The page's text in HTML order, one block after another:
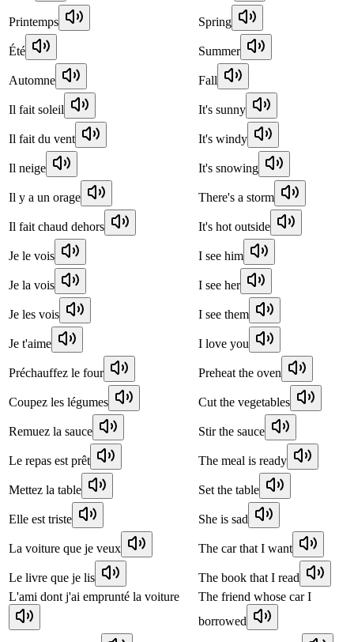
Printemps Spring
Été Summer
Automne Fall
Il fait soleil It's sunny
Il fait du vent It's windy
Il neige It's snowing
Il y a un orage There's a storm
Il fait chaud dehors It's hot outside
Je le vois I see him
Je la vois I see her
Je les vois I see them
Je t'aime I love you
Préchauffez le four Preheat the oven
Coupez les légumes Cut the vegetables
Remuez la sauce Stir the sauce
Le repas est prêt The meal is ready
Mettez la table Set the table
Elle est triste She is sad
La voiture que je veux The car that I want
Le livre que je lis
The book that I read
L'ami dont j'ai emprunté la voiture
The friend whose car I
borrowed